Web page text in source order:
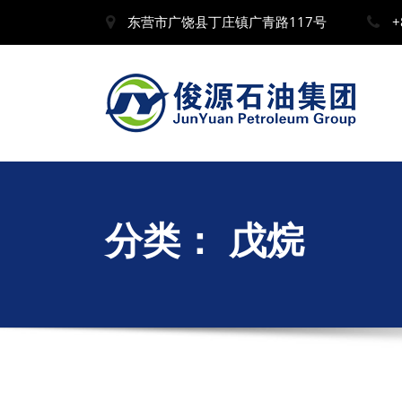
东营市广饶县丁庄镇广青路117号
分类： 戊烷